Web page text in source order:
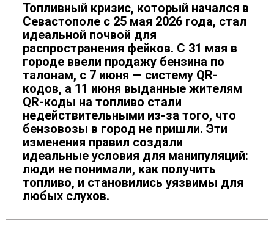
Топливный кризис, который начался в
Севастополе с 25 мая 2026 года, стал
идеальной почвой для
распространения фейков. С 31 мая в
городе ввели продажу бензина по
талонам, с 7 июня — систему QR-
кодов, а 11 июня выданные жителям
QR-коды на топливо стали
недействительными из-за того, что
бензовозы в город не пришли. Эти
изменения правил создали
идеальные условия для манипуляций:
люди не понимали, как получить
топливо, и становились уязвимы для
любых слухов.